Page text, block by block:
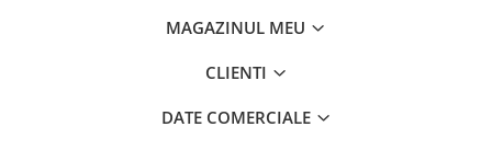
MAGAZINUL MEU
CLIENTI
DATE COMERCIALE